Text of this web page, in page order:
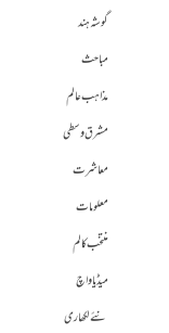
گوشہ ہند
مباحث
مذاہب عالم
مشرق وسطی
معاشرت
معلومات
منتخب کالم
میڈیا واچ
نئے لکھاری